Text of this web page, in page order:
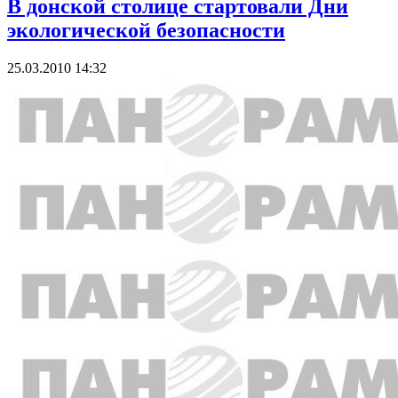
В донской столице стартовали Дни
экологической безопасности
25.03.2010 14:32